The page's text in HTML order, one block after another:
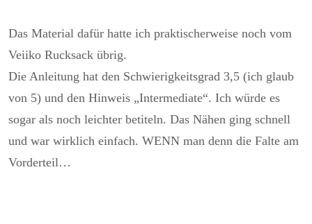
Das Material dafür hatte ich praktischerweise noch vom
Veiiko Rucksack übrig.
Die Anleitung hat den Schwierigkeitsgrad 3,5 (ich glaub
von 5) und den Hinweis „Intermediate“. Ich würde es
sogar als noch leichter betiteln. Das Nähen ging schnell
und war wirklich einfach. WENN man denn die Falte am
Vorderteil…